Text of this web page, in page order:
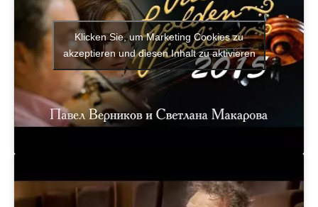
Klicken Sie, um Marketing Cookies zu
akzeptieren und diesen Inhalt zu aktivieren